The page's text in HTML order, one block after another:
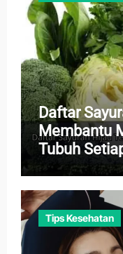
Daftar
Membantu
Tubuh
Tips Kesehatan